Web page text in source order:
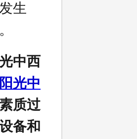
生
中西
光中
质过
备和